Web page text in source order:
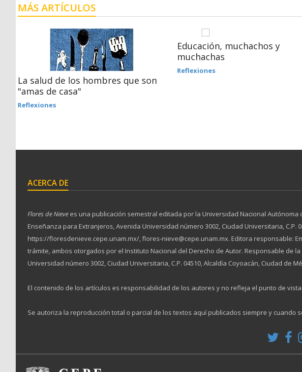
MÁS ARTÍCULOS
La salud de los hombres que son
"amas de casa"
Reflexiones
Educación, muchachos y
muchachas
Reflexiones
ACERCA DE
Flores de Nieve es una publicación semestral editada por la Universidad Nacional Autónoma
Enseñanza para Extranjeros, Avenida Universidad número 3002, Ciudad Universitaria, C.P.
https://floresdenieve.cepe.unam.mx/, flores-nieve@cepe.unam.mx. Editora responsable:
trámite, ambos otorgados por el Instituto Nacional del Derecho de Autor. Responsable de
Universidad número 3002, Ciudad Universitaria, C.P. 04510, Alcaldía Coyoacán, Ciudad de
El contenido de los artículos es responsabilidad de los autores y no refleja el punto de
Se autoriza la reproducción total o parcial de los textos aquí publicados siempre y cuando